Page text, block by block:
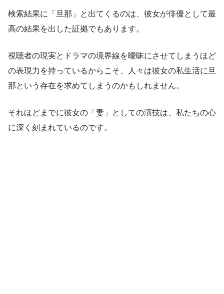
検索結果に「旦那」と出てくるのは、彼女が俳優として最
高の結果を出した証拠でもあります。
視聴者の現実とドラマの境界線を曖昧にさせてしまうほど
の表現力を持っているからこそ、人々は彼女の私生活に旦
那という存在を求めてしまうのかもしれません。
それほどまでに彼女の「妻」としての演技は、私たちの心
に深く刻まれているのです。